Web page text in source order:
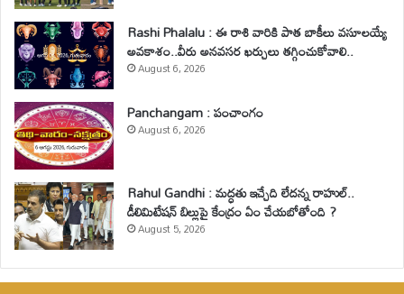
Rashi Phalalu : ఈ రాశి వారికి పాత బాకీలు వసూలయ్యే
అవకాశం..వీరు అనవసర ఖర్చులు తగ్గించుకోవాలి..
August 6, 2026
Panchangam : పంచాంగం
August 6, 2026
Rahul Gandhi : మద్ధతు ఇచ్చేది లేదన్న రాహుల్..
డీలిమిటేషన్ బిల్లుపై కేంద్రం ఏం చేయబోతోంది ?
August 5, 2026